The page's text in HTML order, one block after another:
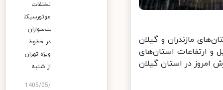
مازندران و گیلان
و ارتفاعات استان‌های
در استان گیلان
تخلفات
موتورسیکل
ت‌سواران
در خطوط
ویژه تهران
از شنبه
1405/05/